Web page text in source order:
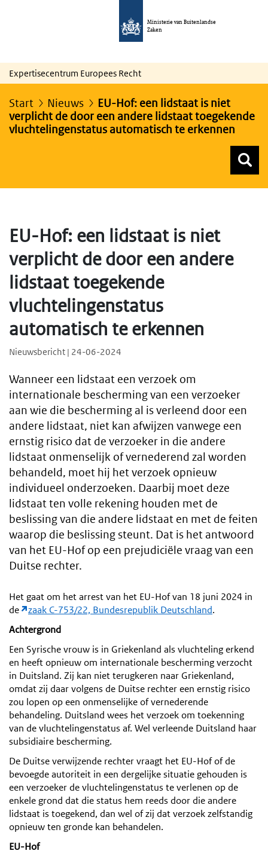
Ministerie van Buitenlandse
Zaken
Expertisecentrum Europees Recht
Start Nieuws
EU-Hof: een lidstaat is niet
verplicht de door een andere lidstaat toegekende
vluchtelingenstatus automatisch te erkennen
EU-Hof: een lidstaat is niet
verplicht de door een andere
lidstaat toegekende
vluchtelingenstatus
automatisch te erkennen
Nieuwsbericht | 24-06-2024
Wanneer een lidstaat een verzoek om
internationale bescherming van een verzoeker
aan wie die bescherming al is verleend door een
andere lidstaat, niet kan afwijzen vanwege een
ernstig risico dat de verzoeker in die andere
lidstaat onmenselijk of vernederend zal worden
behandeld, moet hij het verzoek opnieuw
individueel onderzoeken. Daarbij moet deze
lidstaat ten volle rekening houden met de
beslissing van die andere lidstaat en met de feiten
waarop die beslissing steunt. Dat is het antwoord
van het EU-Hof op een prejudiciële vraag van een
Duitse rechter.
Het gaat om het arrest van het EU-Hof van 18 juni 2024 in
de
zaak C-753/22, Bundesrepublik Deutschland.
Achtergrond
Een Syrische vrouw is in Griekenland als vluchteling erkend
en heeft opnieuw om internationale bescherming verzocht
in Duitsland. Zij kan niet terugkeren naar Griekenland,
omdat zij daar volgens de Duitse rechter een ernstig risico
zou lopen op een onmenselijke of vernederende
behandeling. Duitsland wees het verzoek om toekenning
van de vluchtelingenstatus af. Wel verleende Duitsland haar
subsidiaire bescherming.
De Duitse verwijzende rechter vraagt het EU-Hof of de
bevoegde autoriteit in een dergelijke situatie gehouden is
een verzoeker de vluchtelingenstatus te verlenen op de
enkele grond dat die status hem reeds door die andere
lidstaat is toegekend, dan wel of zij dat verzoek zelfstandig
opnieuw ten gronde kan behandelen.
EU-Hof